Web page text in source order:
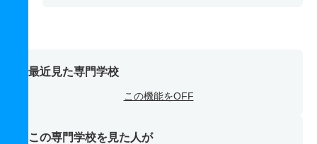
最近見た専門学校
この機能をOFF
この専門学校を見た人が